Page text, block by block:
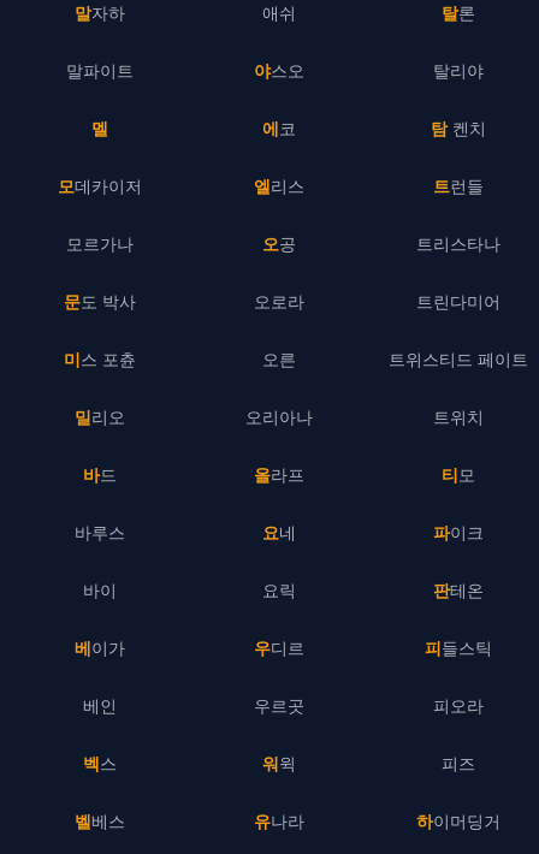
말자하
말파이트
멜
모데카이저
모르가나
문도 박사
미스 포츈
밀리오
바드
바루스
바이
베이가
베인
벡스
벨베스
애쉬
야스오
에코
엘리스
오공
오로라
오른
오리아나
올라프
요네
요릭
우디르
우르곳
워윅
유나라
탈론
탈리야
탐 켄치
트런들
트리스타나
트린다미어
트위스티드 페이트
트위치
티모
파이크
판테온
피들스틱
피오라
피즈
하이머딩거